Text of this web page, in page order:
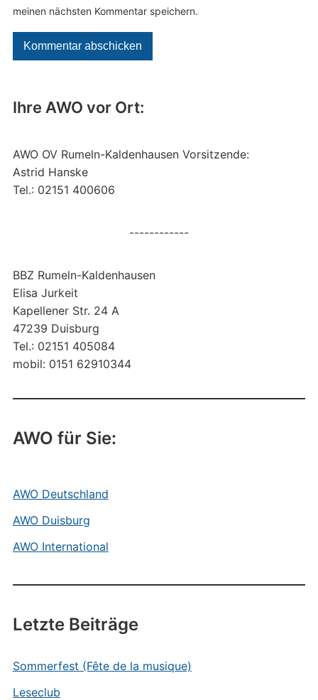
Ihre AWO vor Ort:
AWO OV Rumeln-Kaldenhausen Vorsitzende:
Astrid Hanske
Tel.: 02151 400606
------------
BBZ Rumeln-Kaldenhausen
Elisa Jurkeit
Kapellener Str. 24 A
47239 Duisburg
Tel.: 02151 405084
mobil: 0151 62910344
AWO für Sie:
AWO Deutschland
AWO Duisburg
AWO International
Letzte Beiträge
Sommerfest (Fête de la musique)
Leseclub
meinen nächsten Kommentar speichern.